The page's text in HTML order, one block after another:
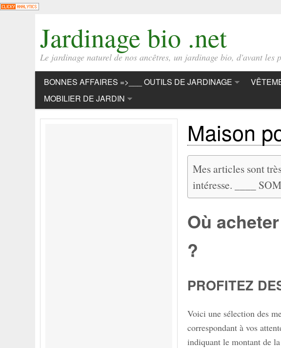
Jardinage bio .net
Le jardinage naturel de nos ancêtres, un jardinage bio, d'avant
BONNES AFFAIRES =>___ OUTILS DE JARDINAGE
MOBILIER DE JARDIN
Maison
Mes articles sont
intéresse. ____
Où
?
PROFITEZ
Voici une sélection des
correspondant à vos
indiquant le montant de